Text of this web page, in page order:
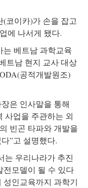
코이카)가 손을 잡고
에 나서게 됐다.
는 베트남 과학교육
트남 현지 교사 대상
공적개발원조)
은 인사말을 통해
사업을 주관하는 외
빈곤 타파와 개발을
”고 설명했다.
는 우리나라가 추진
전모델이 될 수 있다
인교육까지 과학기